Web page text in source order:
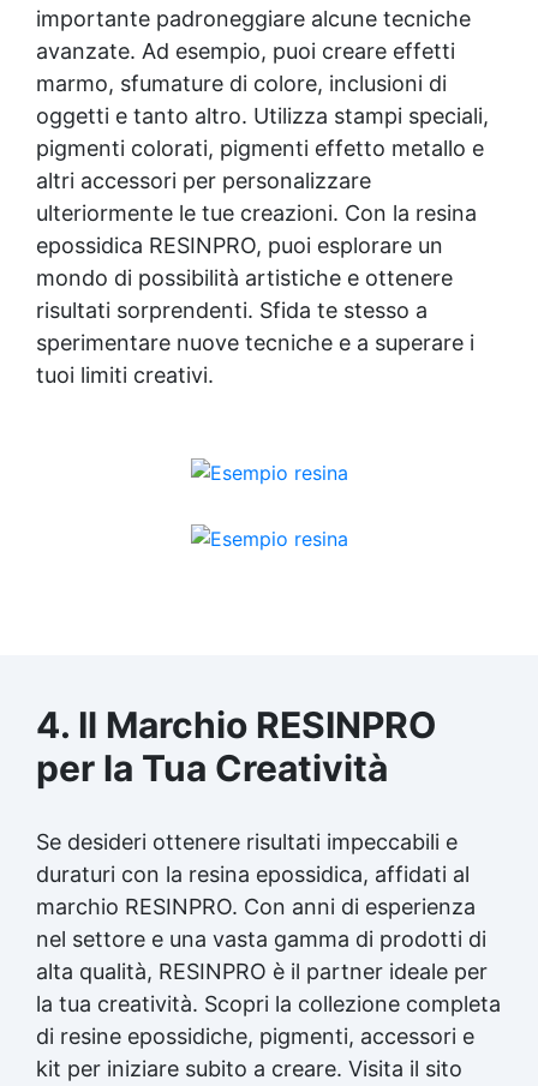
importante padroneggiare alcune tecniche
avanzate. Ad esempio, puoi creare effetti
marmo, sfumature di colore, inclusioni di
oggetti e tanto altro. Utilizza stampi speciali,
pigmenti colorati, pigmenti effetto metallo e
altri accessori per personalizzare
ulteriormente le tue creazioni. Con la resina
epossidica RESINPRO, puoi esplorare un
mondo di possibilità artistiche e ottenere
risultati sorprendenti. Sfida te stesso a
sperimentare nuove tecniche e a superare i
tuoi limiti creativi.
4. Il Marchio RESINPRO
per la Tua Creatività
Se desideri ottenere risultati impeccabili e
duraturi con la resina epossidica, affidati al
marchio RESINPRO. Con anni di esperienza
nel settore e una vasta gamma di prodotti di
alta qualità, RESINPRO è il partner ideale per
la tua creatività. Scopri la collezione completa
di resine epossidiche, pigmenti, accessori e
kit per iniziare subito a creare. Visita il sito